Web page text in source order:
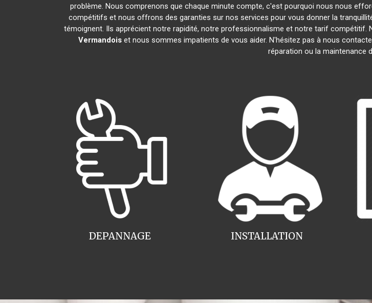
problème. Nous comprenons que chaque minute compte, c'est pourquoi nous nous
compétitifs et nous offrons des garanties sur nos services pour vous donner la
témoignent. Ils apprécient notre rapidité, notre professionnalisme et notre tarif compétitif.
Vermandoiset nous sommes impatients de vous aider. N'hésitez pas à nous
réparation ou la maintenance
INSTALLATION
DEPANNAGE